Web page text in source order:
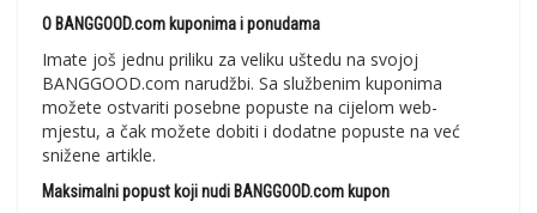
O BANGGOOD.com kuponima i ponudama
Imate još jednu priliku za veliku uštedu na svojoj
BANGGOOD.com narudžbi. Sa službenim kuponima
možete ostvariti posebne popuste na cijelom web-
mjestu, a čak možete dobiti i dodatne popuste na već
snižene artikle.
Maksimalni popust koji nudi BANGGOOD.com kupon